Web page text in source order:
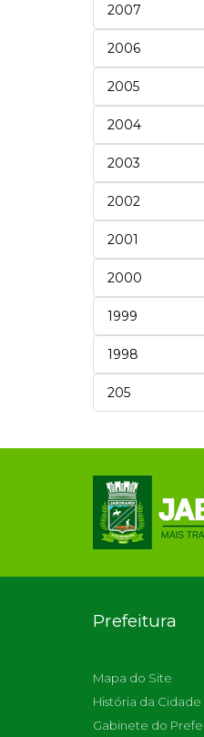
2007
2006
2005
2004
2003
2002
2001
2000
1999
1998
205
Prefeitura
Mapa do Site
História da Cidade
Gabinete do